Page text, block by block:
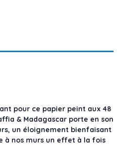
pour ce papier peint aux 48
& Madagascar porte en son
un éloignement bienfaisant
à nos murs un effet à la fois